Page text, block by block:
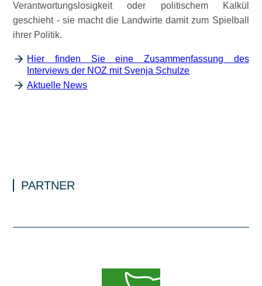
Verantwortungslosigkeit oder politischem Kalkül
geschieht - sie macht die Landwirte damit zum Spielball
ihrer Politik.
Hier finden Sie eine Zusammenfassung des
Interviews der NOZ mit Svenja Schulze
Aktuelle News
PARTNER